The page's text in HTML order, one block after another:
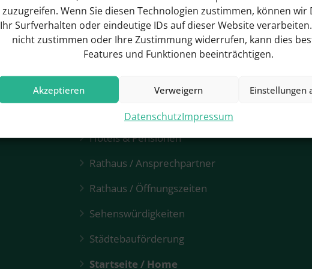
zuzugreifen. Wenn Sie diesen Technologien zustimmen, können wir
Ihr Surfverhalten oder eindeutige IDs auf dieser Website
nicht zustimmen oder Ihre Zustimmung widerrufen, kann dies
Features und Funktionen beeinträchtigen.
Akzeptieren Verweigern Einstellungen
DatenschutzImpressum
Hotels & Pensionen
Rathaus / Ansprechpartner
Rathaus / Öffnungszeiten
Sehenswürdigkeiten
Städtebauförderung
Startseite / Home